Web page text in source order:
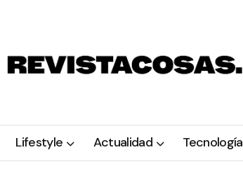
Lifestyle Actualidad Tecnología